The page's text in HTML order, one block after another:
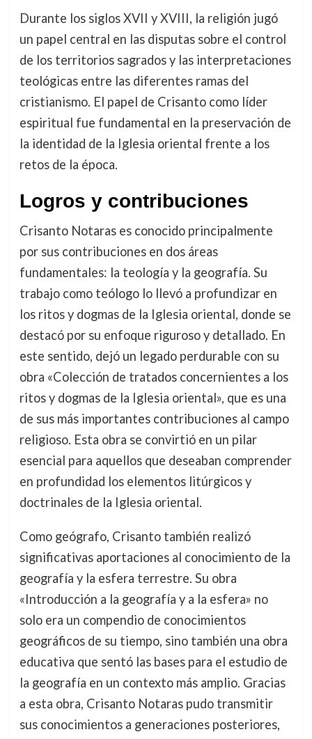
Durante los siglos XVII y XVIII, la religión jugó
un papel central en las disputas sobre el control
de los territorios sagrados y las interpretaciones
teológicas entre las diferentes ramas del
cristianismo. El papel de Crisanto como líder
espiritual fue fundamental en la preservación de
la identidad de la Iglesia oriental frente a los
retos de la época.
Logros y contribuciones
Crisanto Notaras es conocido principalmente
por sus contribuciones en dos áreas
fundamentales: la teología y la geografía. Su
trabajo como teólogo lo llevó a profundizar en
los ritos y dogmas de la Iglesia oriental, donde se
destacó por su enfoque riguroso y detallado. En
este sentido, dejó un legado perdurable con su
obra «Colección de tratados concernientes a los
ritos y dogmas de la Iglesia oriental», que es una
de sus más importantes contribuciones al campo
religioso. Esta obra se convirtió en un pilar
esencial para aquellos que deseaban comprender
en profundidad los elementos litúrgicos y
doctrinales de la Iglesia oriental.
Como geógrafo, Crisanto también realizó
significativas aportaciones al conocimiento de la
geografía y la esfera terrestre. Su obra
«Introducción a la geografía y a la esfera» no
solo era un compendio de conocimientos
geográficos de su tiempo, sino también una obra
educativa que sentó las bases para el estudio de
la geografía en un contexto más amplio. Gracias
a esta obra, Crisanto Notaras pudo transmitir
sus conocimientos a generaciones posteriores,